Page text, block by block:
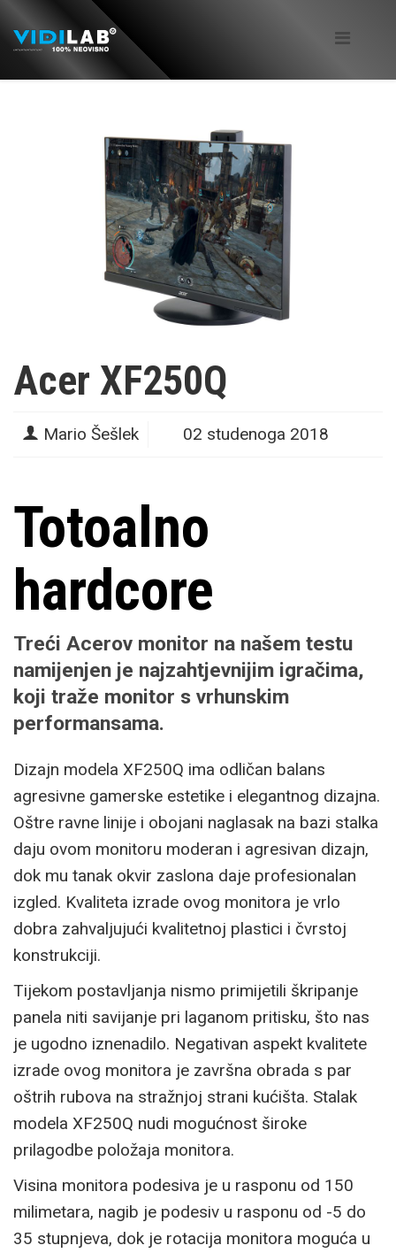
Acer XF250Q
Mario Šešlek 02 studenoga 2018
Totoalno
hardcore
Treći Acerov monitor na našem testu
namijenjen je najzahtjevnijim igračima,
koji traže monitor s vrhunskim
performansama.
Dizajn modela XF250Q ima odličan balans
agresivne gamerske estetike i elegantnog dizajna.
Oštre ravne linije i obojani naglasak na bazi stalka
daju ovom monitoru moderan i agresivan dizajn,
dok mu tanak okvir zaslona daje profesionalan
izgled. Kvaliteta izrade ovog monitora je vrlo
dobra zahvaljujući kvalitetnoj plastici i čvrstoj
konstrukciji.
Tijekom postavljanja nismo primijetili škripanje
panela niti savijanje pri laganom pritisku, što nas
je ugodno iznenadilo. Negativan aspekt kvalitete
izrade ovog monitora je završna obrada s par
oštrih rubova na stražnjoj strani kućišta. Stalak
modela XF250Q nudi mogućnost široke
prilagodbe položaja monitora.
Visina monitora podesiva je u rasponu od 150
milimetara, nagib je podesiv u rasponu od -5 do
35 stupnjeva, dok je rotacija monitora moguća u